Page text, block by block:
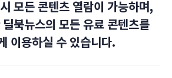
모든 콘텐츠 열람이 가능하며,
북뉴스의 모든 유료 콘텐츠를
이용하실 수 있습니다.